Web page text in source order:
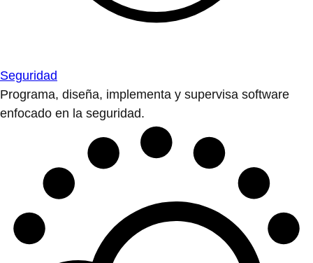
Seguridad
Programa, diseña, implementa y supervisa software
enfocado en la seguridad.